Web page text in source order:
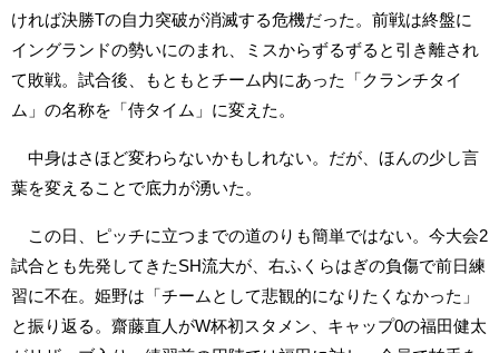
ければ決勝Tの自力突破が消滅する危機だった。前戦は終盤に
イングランドの勢いにのまれ、ミスからずるずると引き離され
て敗戦。試合後、もともとチーム内にあった「クランチタイ
ム」の名称を「侍タイム」に変えた。
中身はさほど変わらないかもしれない。だが、ほんの少し言
葉を変えることで底力が湧いた。
この日、ピッチに立つまでの道のりも簡単ではない。今大会2
試合とも先発してきたSH流大が、右ふくらはぎの負傷で前日練
習に不在。姫野は「チームとして悲観的になりたくなかった」
と振り返る。齋藤直人がW杯初スタメン、キャップ0の福田健太